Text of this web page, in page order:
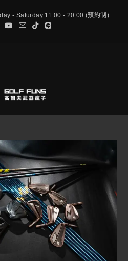
- Saturday 11:00 - 20:00 (預約制)